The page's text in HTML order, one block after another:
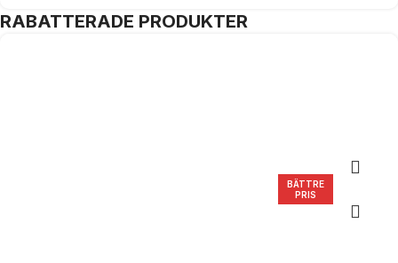
RABATTERADE PRODUKTER
BÄTTRE
PRIS